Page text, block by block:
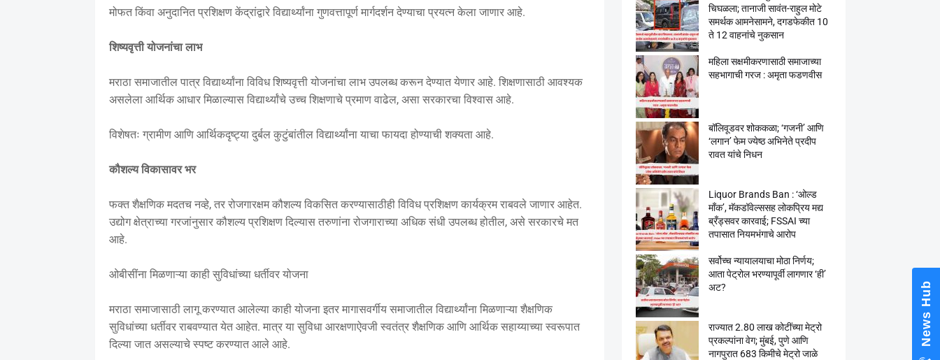
मोफत किंवा अनुदानित प्रशिक्षण केंद्रांद्वारे विद्यार्थ्यांना गुणवत्तापूर्ण मार्गदर्शन देण्याचा प्रयत्न केला जाणार आहे.
शिष्यवृत्ती योजनांचा लाभ
मराठा समाजातील पात्र विद्यार्थ्यांना विविध शिष्यवृत्ती योजनांचा लाभ उपलब्ध करून देण्यात येणार आहे. शिक्षणासाठी आवश्यक
असलेला आर्थिक आधार मिळाल्यास विद्यार्थ्यांचे उच्च शिक्षणाचे प्रमाण वाढेल, असा सरकारचा विश्वास आहे.
विशेषतः ग्रामीण आणि आर्थिकदृष्ट्या दुर्बल कुटुंबांतील विद्यार्थ्यांना याचा फायदा होण्याची शक्यता आहे.
कौशल्य विकासावर भर
फक्त शैक्षणिक मदतच नव्हे, तर रोजगारक्षम कौशल्य विकसित करण्यासाठीही विविध प्रशिक्षण कार्यक्रम राबवले जाणार आहेत.
उद्योग क्षेत्राच्या गरजांनुसार कौशल्य प्रशिक्षण दिल्यास तरुणांना रोजगाराच्या अधिक संधी उपलब्ध होतील, असे सरकारचे मत
आहे.
ओबीसींना मिळणाऱ्या काही सुविधांच्या धर्तीवर योजना
मराठा समाजासाठी लागू करण्यात आलेल्या काही योजना इतर मागासवर्गीय समाजातील विद्यार्थ्यांना मिळणाऱ्या शैक्षणिक
सुविधांच्या धर्तीवर राबवण्यात येत आहेत. मात्र या सुविधा आरक्षणाऐवजी स्वतंत्र शैक्षणिक आणि आर्थिक सहाय्याच्या स्वरूपात
दिल्या जात असल्याचे स्पष्ट करण्यात आले आहे.
चिघळला; तानाजी सावंत-राहुल मोटे
समर्थक आमनेसामने, दगडफेकीत 10
ते 12 वाहनांचे नुकसान
महिला सक्षमीकरणासाठी समाजाच्या
सहभागाची गरज : अमृता फडणवीस
बॉलिवूडवर शोककळा; ‘गजनी’ आणि
‘लगान’ फेम ज्येष्ठ अभिनेते प्रदीप
रावत यांचे निधन
Liquor Brands Ban : ‘ओल्ड
मॉंक’, मॅकडॉवेल्ससह लोकप्रिय मद्य
ब्रँड्सवर कारवाई; FSSAI च्या
तपासात नियमभंगाचे आरोप
सर्वोच्च न्यायालयाचा मोठा निर्णय;
आता पेट्रोल भरण्यापूर्वी लागणार ‘ही’
अट?
राज्यात 2.80 लाख कोटींच्या मेट्रो
प्रकल्पांना वेग; मुंबई, पुणे आणि
नागपुरात 683 किमीचे मेट्रो जाळे
News Hub